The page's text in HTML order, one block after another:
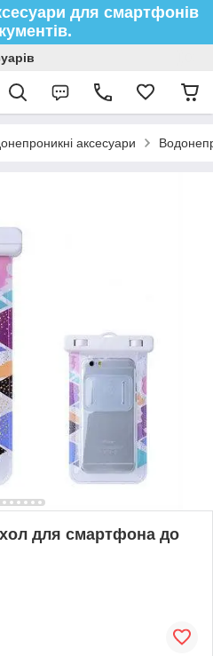
для смартфонів
аксесуари
для смартфона до